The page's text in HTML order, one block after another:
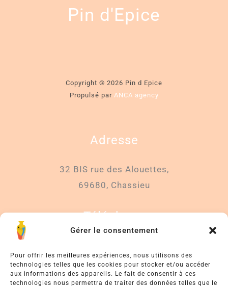
Gérer le consentement
Pour offrir les meilleures expériences, nous utilisons des
technologies telles que les cookies pour stocker et/ou accéder
aux informations des appareils. Le fait de consentir à ces
technologies nous permettra de traiter des données telles que le
Pin d'Epice
Copyright © 2026 Pin d Epice
Propulsé par ANCA agency
Adresse
32 BIS rue des Alouettes,
69680, Chassieu
Téléphone
Email